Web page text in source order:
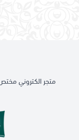
متجر الكتروني